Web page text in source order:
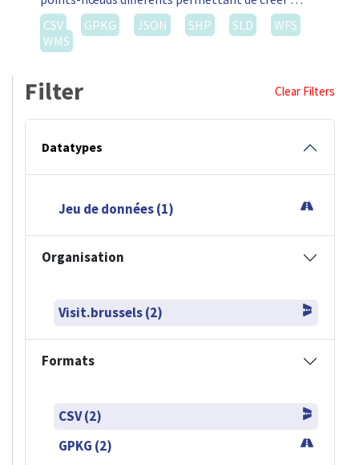
CSV
GPKG JSON SHP SLD
WFS
WMS
Filter Clear Filters
Datatypes
Jeu de données (1)
Organisation
Visit.brussels (2)
Formats
CSV (2)
GPKG (2)